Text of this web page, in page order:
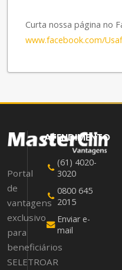
Curta nossa página no
www.facebook.com/
Portal
de
vantagens
exclusivo
para
beneficiários
SELETROAR
ATENDIMENTO
(61) 4020-
3020
0800 645
2015
Enviar e-
mail